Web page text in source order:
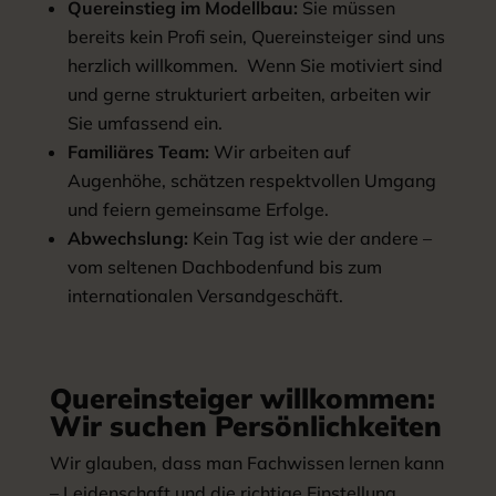
Quereinstieg im Modellbau: Sie müssen
bereits kein Profi sein, Quereinsteiger sind uns
herzlich willkommen. Wenn Sie motiviert sind
und gerne strukturiert arbeiten, arbeiten wir
Sie umfassend ein.
Familiäres Team: Wir arbeiten auf
Augenhöhe, schätzen respektvollen Umgang
und feiern gemeinsame Erfolge.
Abwechslung: Kein Tag ist wie der andere –
vom seltenen Dachbodenfund bis zum
internationalen Versandgeschäft.
Quereinsteiger willkommen:
Wir suchen Persönlichkeiten
Wir glauben, dass man Fachwissen lernen kann